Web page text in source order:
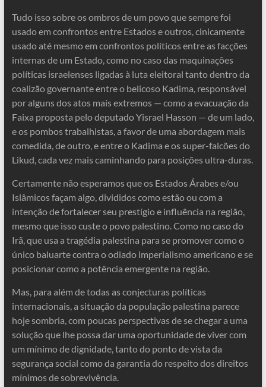
Tudo isso sobre os ombros de um povo que sempre foi
usado em confrontos entre Estados e outros, cinicamente
usado até mesmo em confrontos políticos entre as facções
internas de um Estado, como no caso das maquinações
políticas israelenses ligadas à luta eleitoral tanto dentro da
coalizão governante entre o belicoso Kadima, responsável
por alguns dos atos mais extremos — como a evacuação da
Faixa proposta pelo deputado Yisrael Hasson — de um lado,
e os pombos trabalhistas, a favor de uma abordagem mais
comedida, de outro, e entre o Kadima e os super-falcões do
Likud, cada vez mais caminhando para posições ultra-duras.
Certamente não esperamos que os Estados Árabes e/ou
Islâmicos façam algo, divididos como estão ou com a
intenção de fortalecer seu prestígio e influência na região,
mesmo que isso custe o povo palestino. Como no caso do
Irã, que usa a tragédia palestina para se promover como o
único baluarte contra o odiado imperialismo americano e se
posicionar como a potência emergente na região.
Mas, para além de todas as conjecturas políticas
internacionais, a situação da população palestina parece
hoje sombria, com poucas perspectivas de se chegar a uma
solução que lhe possa dar uma oportunidade de viver com
um mínimo de dignidade, tanto do ponto de vista da
segurança social como da garantia do respeito dos direitos
mínimos de sobrevivência.